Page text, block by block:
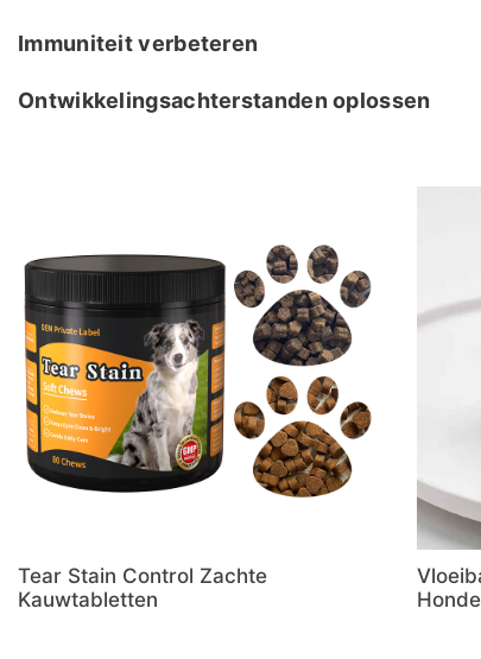
Immuniteit verbeteren
Ontwikkelingsachterstanden oplossen
Tear Stain Control Zachte
Kauwtabletten